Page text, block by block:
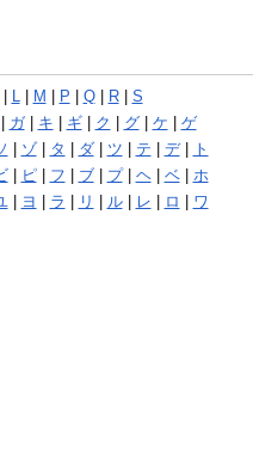
L| M P Q| R| S
ガ| キ ギ| ク グ| ケ
ゲ
ゾ| タ ダ| ツ テ デ|
ト
| ピ| フ ブ| プ| ヘ| ベ| ホ
| ヨ ラ リ ル| レ ロ ワ